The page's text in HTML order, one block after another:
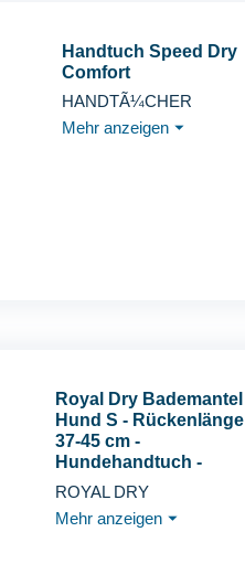
Handtuch Speed Dry
Comfort
HANDTÃ¼CHER
Mehr anzeigen ⏷
Royal Dry Bademantel
Hund S - Rückenlänge
37-45 cm -
Hundehandtuch -
Mikrofase -
Hundebademantel
kleine Hunde - Schnell
ROYAL DRY
Mehr anzeigen ⏷